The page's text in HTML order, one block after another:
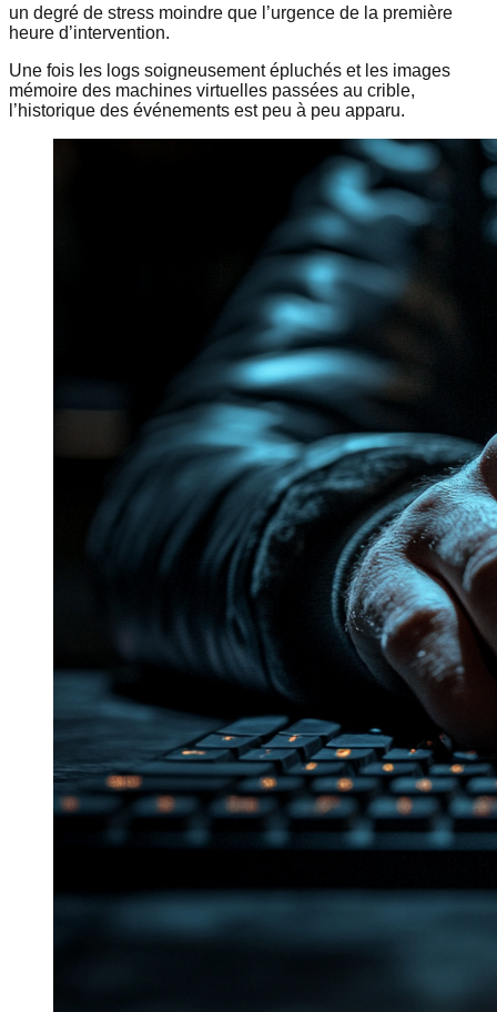
un degré de stress moindre que l’urgence de la première
heure d’intervention.
Une fois les logs soigneusement épluchés et les images
mémoire des machines virtuelles passées au crible,
l’historique des événements est peu à peu apparu.